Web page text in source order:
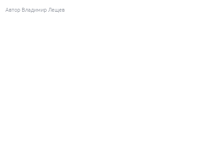
Автор Владимир Лещев